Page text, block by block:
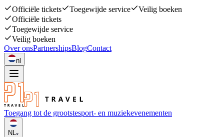
Officiële tickets Toegewijde service
Veilig boeken
Officiële tickets
Toegewijde service
Veilig boeken
Over onsPartnershipsBlogContact
nl
Toegang tot de grootstesport- en muziekevenementen
NL